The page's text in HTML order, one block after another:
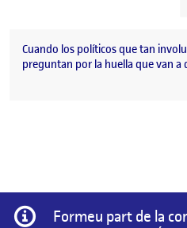
Cuando los políticos que tan
preguntan por la huella que van a
Informació
Formeu part de la